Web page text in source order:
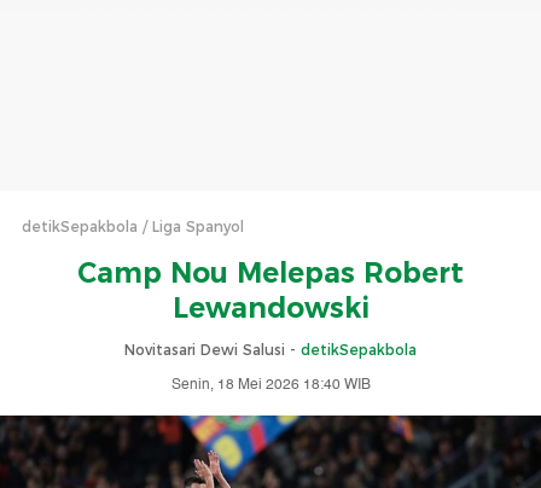
detikSepakbola Liga Spanyol
Camp Nou Melepas Robert
Lewandowski
Novitasari Dewi Salusi - detikSepakbola
Senin, 18 Mei 2026 18:40 WIB